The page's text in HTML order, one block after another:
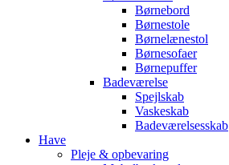
Børnebord
Børnestole
Børnelænestol
Børnesofaer
Børnepuffer
Badeværelse
Spejlskab
Vaskeskab
Badeværelsesskab
Have
Pleje & opbevaring